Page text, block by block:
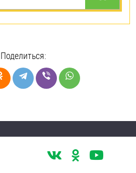
Поделиться: